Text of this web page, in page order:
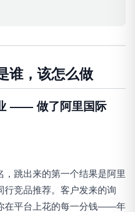
谁，该怎么做
—— 做了阿里国际
跳出来的第一个结果是阿里
竞品推荐。客户发来的询
在平台上花的每一分钱——年